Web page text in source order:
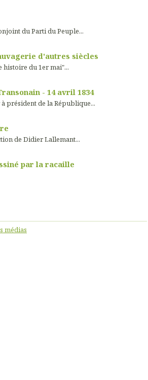
du Parti du Peuple...
d'autres siècles
histoire du 1er mai"...
- 14 avril 1834
président de la République...
de Didier Lallemant...
par la racaille
médias